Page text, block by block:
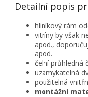
Detailní popis
hliníkový rám
vitríny by však
apod.,
apod.
čelní průhledná
uzamykatelná
použitelná
montážní